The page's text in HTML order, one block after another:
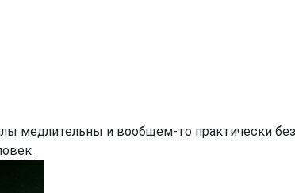
медлительны и вообщем-то практически